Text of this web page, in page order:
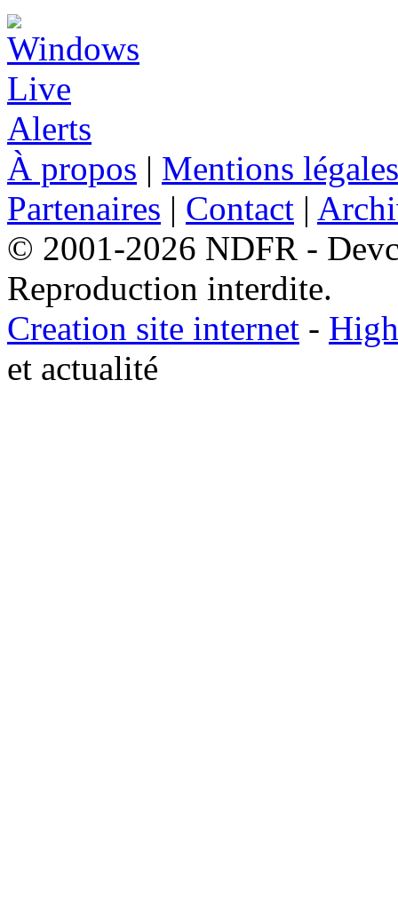
À propos | Mentions légales
Partenaires | Contact |
© 2001-2026 NDFR -
Reproduction interdite.
Creation site internet -
et actualité